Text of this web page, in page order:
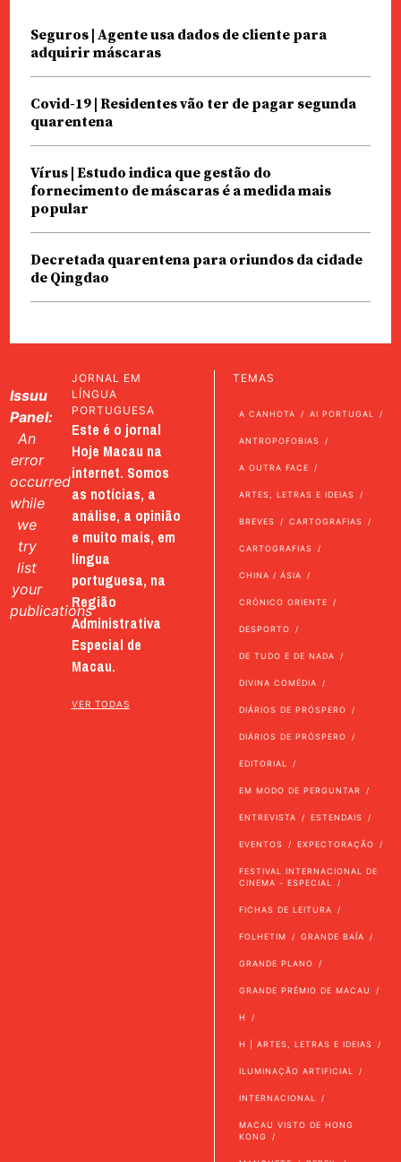
Seguros | Agente usa dados de cliente para
adquirir máscaras
Covid-19 | Residentes vão ter de pagar segunda
quarentena
Vírus | Estudo indica que gestão do
fornecimento de máscaras é a medida mais
popular
Decretada quarentena para oriundos da cidade
de Qingdao
Issuu
Panel:
An
error
occurred
while
we
try
list
your
publications
JORNAL EM
LÍNGUA
PORTUGUESA
Este é o jornal
Hoje Macau na
internet. Somos
as notícias, a
análise, a opinião
e muito mais, em
língua
portuguesa, na
Região
Administrativa
Especial de
Macau.
VER TODAS
TEMAS
A CANHOTA AI PORTUGAL
ANTROPOFOBIAS
A OUTRA FACE
ARTES, LETRAS E IDEIAS
BREVES CARTOGRAFIAS
CARTOGRAFIAS
CHINA / ÁSIA
CRÓNICO ORIENTE
DESPORTO
DE TUDO E DE NADA
DIVINA COMÉDIA
DIÁRIOS DE PRÓSPERO
DIÁRIOS DE PRÓSPERO
EDITORIAL
EM MODO DE PERGUNTAR
ENTREVISTA ESTENDAIS
EVENTOS EXPECTORAÇÃO
FESTIVAL INTERNACIONAL DE
CINEMA - ESPECIAL
FICHAS DE LEITURA
FOLHETIM GRANDE BAÍA
GRANDE PLANO
GRANDE PRÉMIO DE MACAU
H
H | ARTES, LETRAS E IDEIAS
ILUMINAÇÃO ARTIFICIAL
INTERNACIONAL
MACAU VISTO DE HONG
KONG